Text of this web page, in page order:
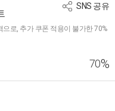
SNS 공유
로, 추가 쿠폰 적용이 불가한 70%
70%